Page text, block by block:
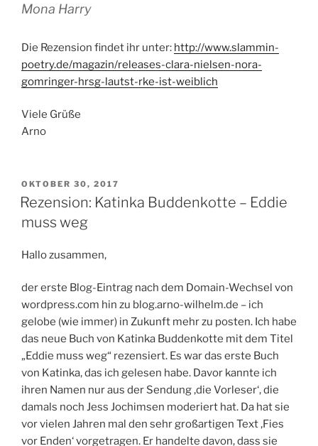
Mona Harry
Die Rezension findet ihr unter: http://www.slammin-
poetry.de/magazin/releases-clara-nielsen-nora-
gomringer-hrsg-lautst-rke-ist-weiblich
Viele Grüße
Arno
VERÖFFENTLICHT
AM
OKTOBER 30, 2017
Rezension: Katinka Buddenkotte – Eddie
muss weg
Hallo zusammen,
der erste Blog-Eintrag nach dem Domain-Wechsel von
wordpress.com hin zu blog.arno-wilhelm.de – ich
gelobe (wie immer) in Zukunft mehr zu posten. Ich habe
das neue Buch von Katinka Buddenkotte mit dem Titel
„Eddie muss weg“ rezensiert. Es war das erste Buch
von Katinka, das ich gelesen habe. Davor kannte ich
ihren Namen nur aus der Sendung ‚die Vorleser‘, die
damals noch Jess Jochimsen moderiert hat. Da hat sie
vor vielen Jahren mal den sehr großartigen Text ‚Fies
vor Enden‘ vorgetragen. Er handelte davon, dass sie